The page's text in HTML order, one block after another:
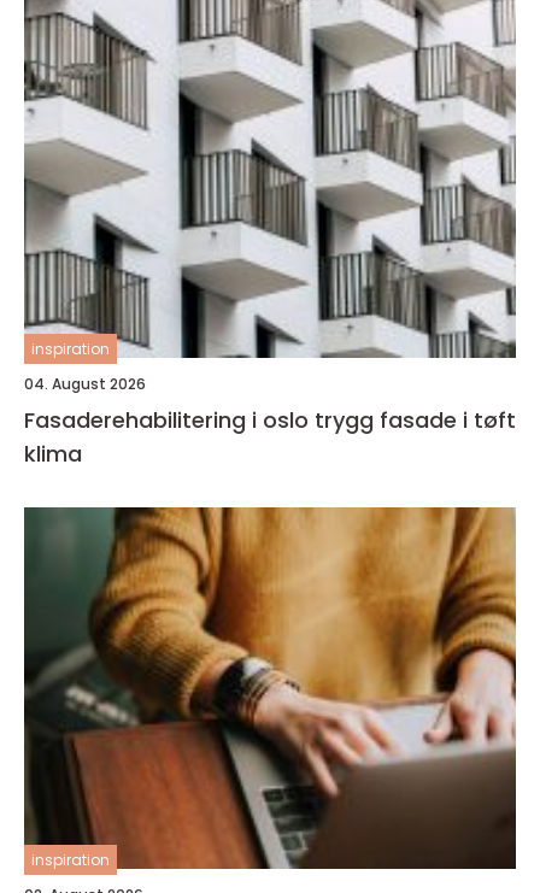
inspiration
04. August 2026
Fasaderehabilitering i oslo trygg fasade i tøft
klima
inspiration